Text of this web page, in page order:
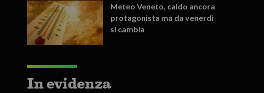
Meteo Veneto, caldo ancora
protagonista ma da venerdì
si cambia
In evidenza